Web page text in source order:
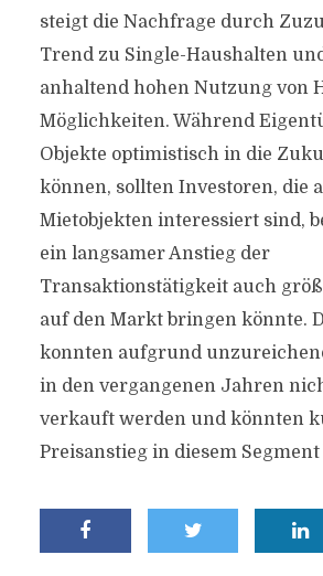
steigt die Nachfrage durch
Trend zu Single-Haushalten
anhaltend hohen Nutzung von
Möglichkeiten. Während
Objekte optimistisch in die
können, sollten Investoren, die
Mietobjekten interessiert sind,
ein langsamer Anstieg der
Transaktionstätigkeit auch
auf den Markt bringen könnte.
konnten aufgrund
in den vergangenen Jahren
verkauft werden und könnten
Preisanstieg in diesem